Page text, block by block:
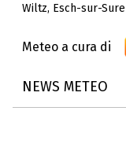
Wiltz, Esch-sur-Sure
Meteo a cura di
NEWS METEO